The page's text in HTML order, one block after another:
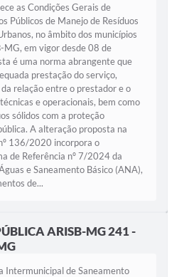
as Condições Gerais de
Públicos de Manejo de Resíduos
no âmbito dos municípios
MG, em vigor desde 08 de
é uma norma abrangente que
prestação do serviço,
relação entre o prestador e o
e operacionais, bem como
sólidos com a proteção
A alteração proposta na
136/2020 incorpora o
de Referência nº 7/2024 da
e Saneamento Básico (ANA),
de...
ARISB-MG 241 -
Intermunicipal de Saneamento